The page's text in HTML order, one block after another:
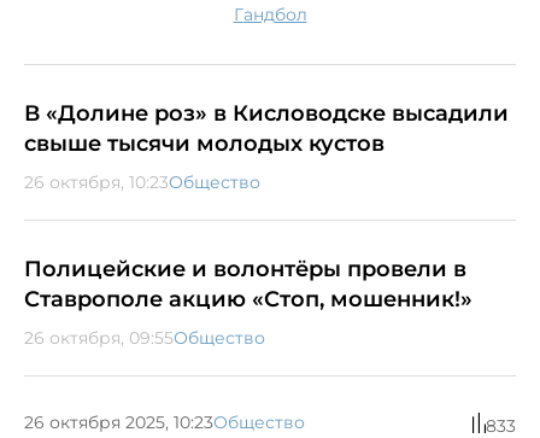
гандбол
В «Долине роз» в Кисловодске высадили
свыше тысячи молодых кустов
26 октября, 10:23Общество
Полицейские и волонтёры провели в
Ставрополе акцию «Стоп, мошенник!»
26 октября, 09:55Общество
26 октября 2025, 10:23Общество 833